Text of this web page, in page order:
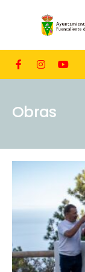
Obras